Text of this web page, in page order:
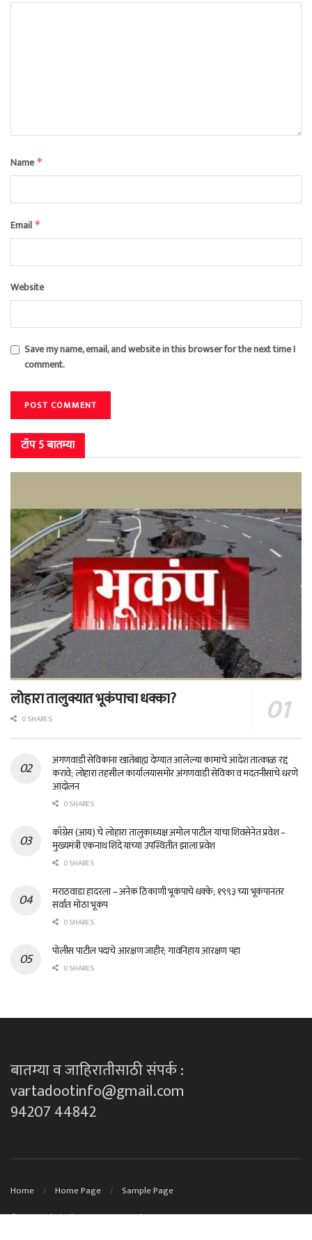
Name*
Email *
Website
Save my name, email, and website in this browser for the next time I
comment.
टॉप 5 बातम्या
लोहारा तालुक्यात भूकंपाचा धक्का?
0 SHARES
अंगणवाडी सेविकांना खातेबाह्य देण्यात आलेल्या कामांचे आदेश तात्काळ रद्द
करावे; लोहारा तहसील कार्यालयासमोर अंगणवाडी सेविका व मदतनीसांचे धरणे
आंदोलन
0 SHARES
काँग्रेस (आय) चे लोहारा तालुकाध्यक्ष अमोल पाटील यांचा शिवसेनेत प्रवेश –
मुख्यमंत्री एकनाथ शिंदे यांच्या उपस्थितीत झाला प्रवेश
0 SHARES
मराठवाडा हादरला – अनेक ठिकाणी भूकंपाचे धक्के; १९९३ च्या भूकंपानंतर
सर्वात मोठा भूकंप
0 SHARES
पोलीस पाटील पदाचे आरक्षण जाहीर; गावनिहाय आरक्षण पहा
0 SHARES
बातम्या व जाहिरातीसाठी संपर्क :
vartadootinfo@gmail.com
94207 44842
Home Home Page Sample Page
© 2023Technical Support By DK techno's